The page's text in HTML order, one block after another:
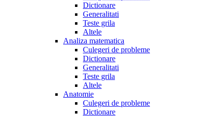
Dictionare
Generalitati
Teste grila
Altele
Analiza matematica
Culegeri de probleme
Dictionare
Generalitati
Teste grila
Altele
Anatomie
Culegeri de probleme
Dictionare